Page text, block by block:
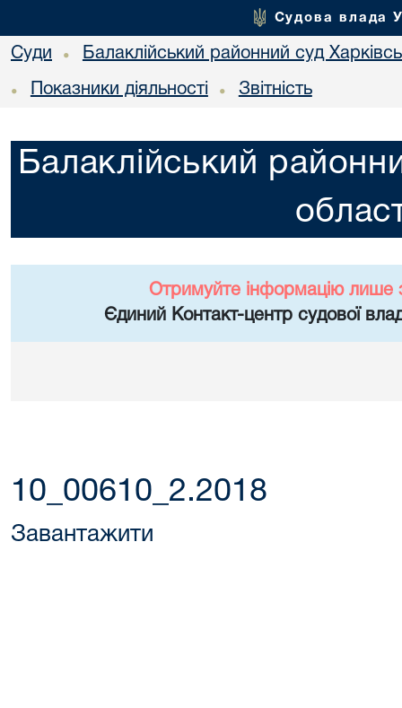
Судова влада
Суди • Балаклійський районний суд
• Показники діяльності • Звітність
Балаклійський
Отримуйте інформацію лише
Єдиний Контакт-центр судової
10_00610_2.2018
Завантажити